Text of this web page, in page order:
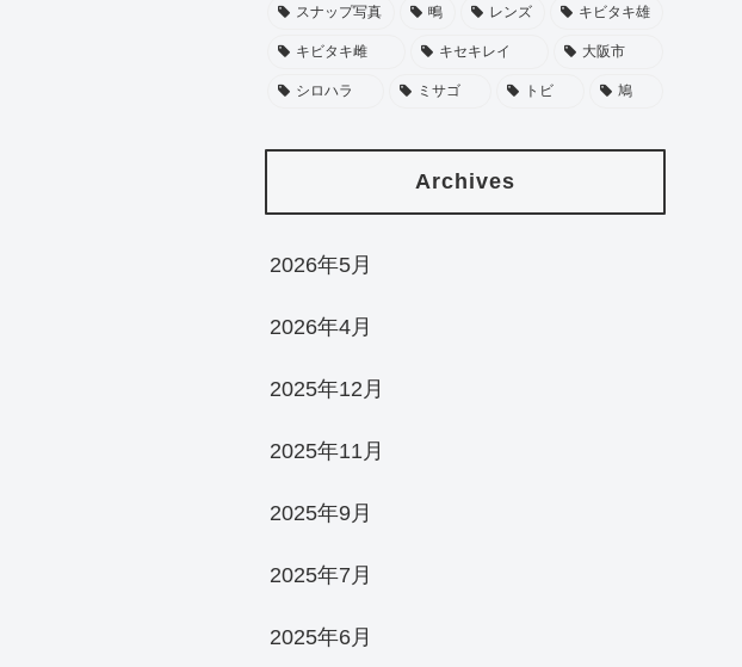
スナップ写真 鴫 レンズ キビタキ雄
キビタキ雌 キセキレイ 大阪市
シロハラ ミサゴ トビ 鳩
Archives
2026年5月
2026年4月
2025年12月
2025年11月
2025年9月
2025年7月
2025年6月